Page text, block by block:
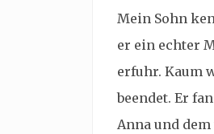
Mein Sohn
er ein echter
erfuhr. Kaum
beendet. Er
Anna und